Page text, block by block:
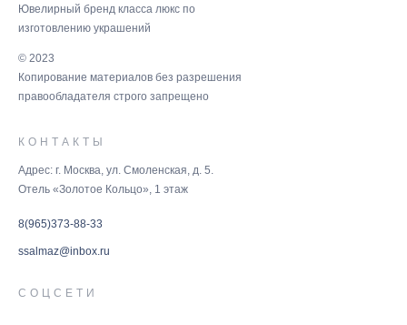
Ювелирный бренд класса люкс по
изготовлению украшений
© 2023
Копирование материалов без разрешения
правообладателя строго запрещено
КОНТАКТЫ
8(965)373-88-33
ssalmaz@inbox.ru
Адрес: г. Москва, ул. Смоленская, д. 5.
Отель «Золотое Кольцо», 1 этаж
СОЦСЕТИ